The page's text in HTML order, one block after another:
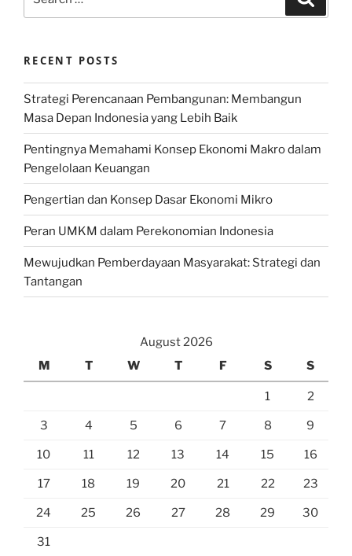
RECENT POSTS
Strategi Perencanaan Pembangunan: Membangun
Masa Depan Indonesia yang Lebih Baik
Pentingnya Memahami Konsep Ekonomi Makro dalam
Pengelolaan Keuangan
Pengertian dan Konsep Dasar Ekonomi Mikro
Peran UMKM dalam Perekonomian Indonesia
Mewujudkan Pemberdayaan Masyarakat: Strategi dan
Tantangan
August 2026
M
T W T F S S
1 2
3 4 5 6 7 8 9
10 11 12 13 14 15 16
17 18 19 20 21 22 23
24 25 26 27 28 29 30
31